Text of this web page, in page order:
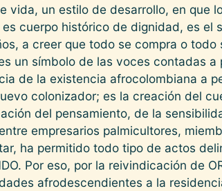
vida, un estilo de desarrollo, en que
es cuerpo histórico de dignidad, es el
a creer que todo se compra o
un símbolo de las voces contadas
de la existencia afrocolombiana a
colonizador; es la creación del
del pensamiento, de la
empresarios palmicultores,
ha permitido todo tipo de actos
Por eso, por la reivindicación de
afrodescendientes a la